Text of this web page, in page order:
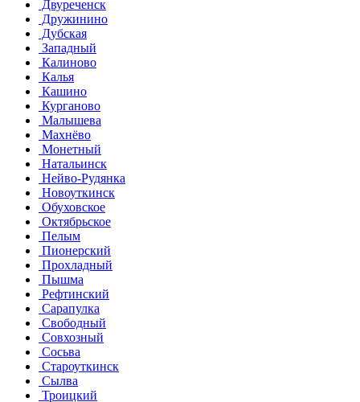
Двуреченск
Дружинино
Дубская
Западный
Калиново
Калья
Кашино
Курганово
Малышева
Махнёво
Монетный
Натальинск
Нейво-Рудянка
Новоуткинск
Обуховское
Октябрьское
Пелым
Пионерский
Прохладный
Пышма
Рефтинский
Сарапулка
Свободный
Совхозный
Сосьва
Староуткинск
Сылва
Троицкий